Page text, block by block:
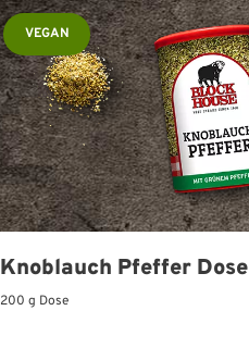
VEGAN
Knoblauch Pfeffer Dose
200 g Dose